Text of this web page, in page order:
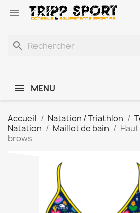

search
MENU
Accueil Natation / Triathlon
Natation
Maillot de bain
brows